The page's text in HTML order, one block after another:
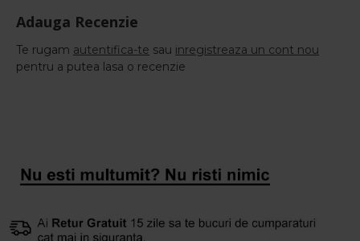
Adauga Recenzie
Te rugam autentifica-te sau inregistreaza un cont nou
pentru a putea lasa o recenzie